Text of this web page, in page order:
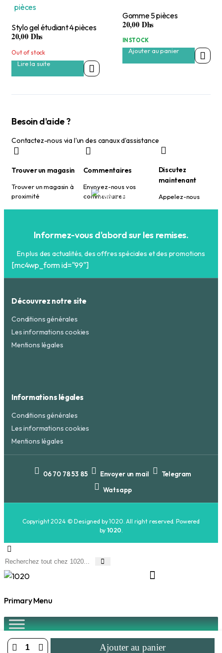
12 Ajouter au panier
Stylo gel étudiant 4 pièces
20,00Dhs
Out of stock
Lire la suite
Gomme 5 pièces
20,00Dhs
IN STOCK
Ajouter au panier
Besoin d'aide ?
Contactez-nous via l'un des canaux d'assistance
Trouver un magasin
Trouver un magasin à
proximité
Commentaires
Envoyez-nous vos
commentaires
Discutez
maintenant
Appelez-nous
Informez-vous d'abord sur les remises.
En plus des actualités, des offres spéciales et des promotions
[mc4wp_form id="99"]
Découvrez notre site
Conditions générales
Les informations cookies
Mentions légales
Informations légales
Conditions générales
Les informations cookies
Mentions légales
06 70 78 53 85 Envoyer un mail
Telegram
Watsapp
Copyright 2024 © Designed by 1020. All right reserved. Powered
by1020.
Primary Menu
Second Menu